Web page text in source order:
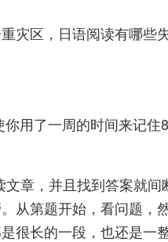
灾区，日语阅读有哪些
用了一周的时间来记住
章，并且找到答案就
从第题开始，看问题，
很长的一段，也还是一